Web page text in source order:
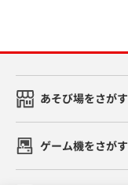
あそび場をさがす
ゲーム機をさがす